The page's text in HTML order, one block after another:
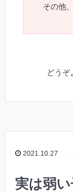
その他、
どうぞ
2021.10.27
実は弱